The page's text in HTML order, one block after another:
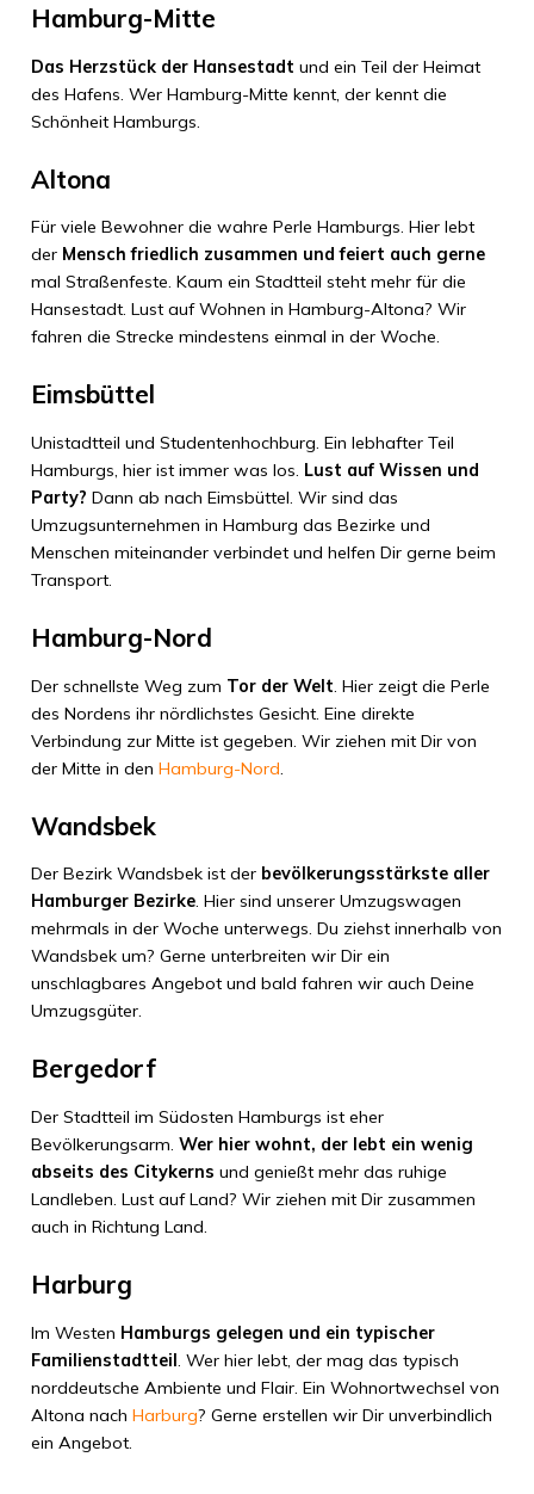
Hamburg-Mitte
Das Herzstück der Hansestadt und ein Teil der Heimat
des Hafens. Wer Hamburg-Mitte kennt, der kennt die
Schönheit Hamburgs.
Altona
Für viele Bewohner die wahre Perle Hamburgs. Hier lebt
der Mensch friedlich zusammen und feiert auch gerne
mal Straßenfeste. Kaum ein Stadtteil steht mehr für die
Hansestadt. Lust auf Wohnen in Hamburg-Altona? Wir
fahren die Strecke mindestens einmal in der Woche.
Eimsbüttel
Unistadtteil und Studentenhochburg. Ein lebhafter Teil
Hamburgs, hier ist immer was los. Lust auf Wissen und
Party? Dann ab nach Eimsbüttel. Wir sind das
Umzugsunternehmen in Hamburg das Bezirke und
Menschen miteinander verbindet und helfen Dir gerne beim
Transport.
Hamburg-Nord
Der schnellste Weg zum Tor der Welt. Hier zeigt die Perle
des Nordens ihr nördlichstes Gesicht. Eine direkte
Verbindung zur Mitte ist gegeben. Wir ziehen mit Dir von
der Mitte in den Hamburg-Nord.
Wandsbek
Der Bezirk Wandsbek ist derbevölkerungsstärkste aller
Hamburger Bezirke. Hier sind unserer Umzugswagen
mehrmals in der Woche unterwegs. Du ziehst innerhalb von
Wandsbek um? Gerne unterbreiten wir Dir ein
unschlagbares Angebot und bald fahren wir auch Deine
Umzugsgüter.
Bergedorf
Der Stadtteil im Südosten Hamburgs ist eher
Bevölkerungsarm. Wer hier wohnt, der lebt ein wenig
abseits des Citykerns und genießt mehr das ruhige
Landleben. Lust auf Land? Wir ziehen mit Dir zusammen
auch in Richtung Land.
Harburg
Im Westen Hamburgs gelegen und ein typischer
Familienstadtteil. Wer hier lebt, der mag das typisch
norddeutsche Ambiente und Flair. Ein Wohnortwechsel von
Altona nach Harburg? Gerne erstellen wir Dir unverbindlich
ein Angebot.